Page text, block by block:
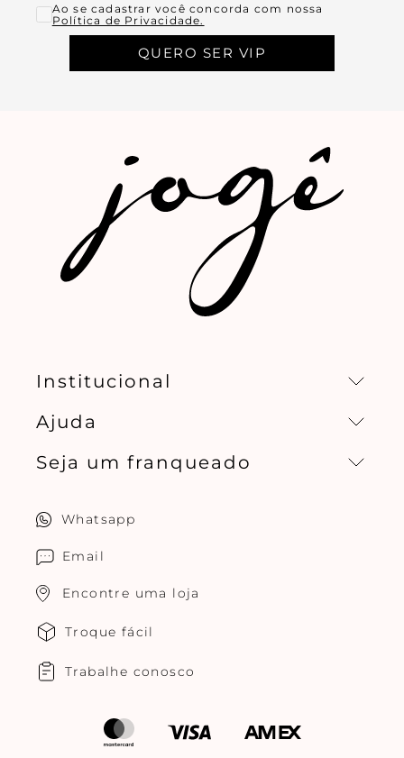
Ao se cadastrar você concorda com nossa
Política de Privacidade.
QUERO SER VIP
Institucional
Missão, visão e valores
Ajuda
Central de relacionamento
Seja um franqueado
Whatsapp
Email
Encontre uma loja
Troque fácil
Trabalhe conosco